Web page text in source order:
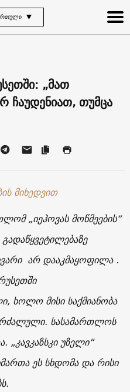
„მათ
ჩაუდენიათ, თუმცა
მიხედვით
„იეჰოვას მოწმეების“
არ დააკმაყოფილა .
ხოლო მისი საქმიანობა
სასამართლოს
„კავკაზსკი უზელი“
ეს სხდომა და რისი